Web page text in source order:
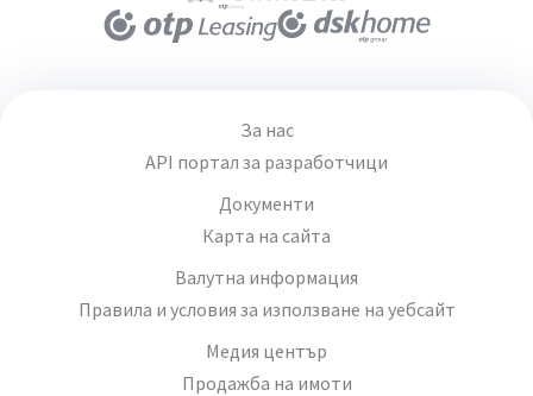
За нас
API портал за разработчици
Документи
Карта на сайта
Валутна информация
Правила и условия за използване на уебсайт
Медия център
Продажба на имоти